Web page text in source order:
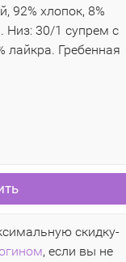
92% хлопок, 8%
Низ: 30/1 супрем с
лайкра. Гребенная
скидку-
, если вы не